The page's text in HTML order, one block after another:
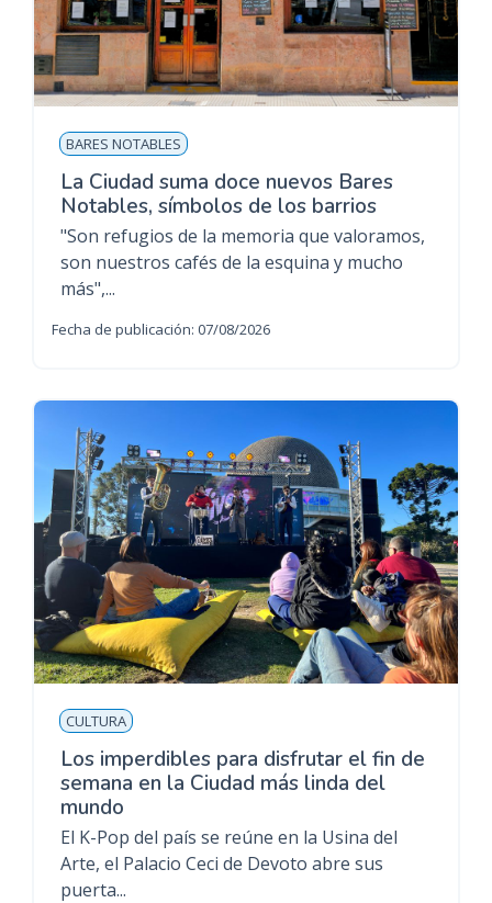
BARES NOTABLES
La Ciudad suma doce nuevos Bares
Notables, símbolos de los barrios
"Son refugios de la memoria que valoramos,
son nuestros cafés de la esquina y mucho
más",...
Fecha de publicación: 07/08/2026
CULTURA
Los imperdibles para disfrutar el fin de
semana en la Ciudad más linda del
mundo
El K-Pop del país se reúne en la Usina del
Arte, el Palacio Ceci de Devoto abre sus
puerta...